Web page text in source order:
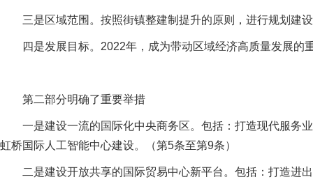
三是区域范围。按照街镇整建制提升的原则，进行规划建
四是发展目标。2022年，成为带动区域经济高质量发展
第二部分明确了重要举措
一是建设一流的国际化中央商务区。包括：打造现代服务
虹桥国际人工智能中心建设。（第5条至第9条）
二是建设开放共享的国际贸易中心新平台。包括：打造进